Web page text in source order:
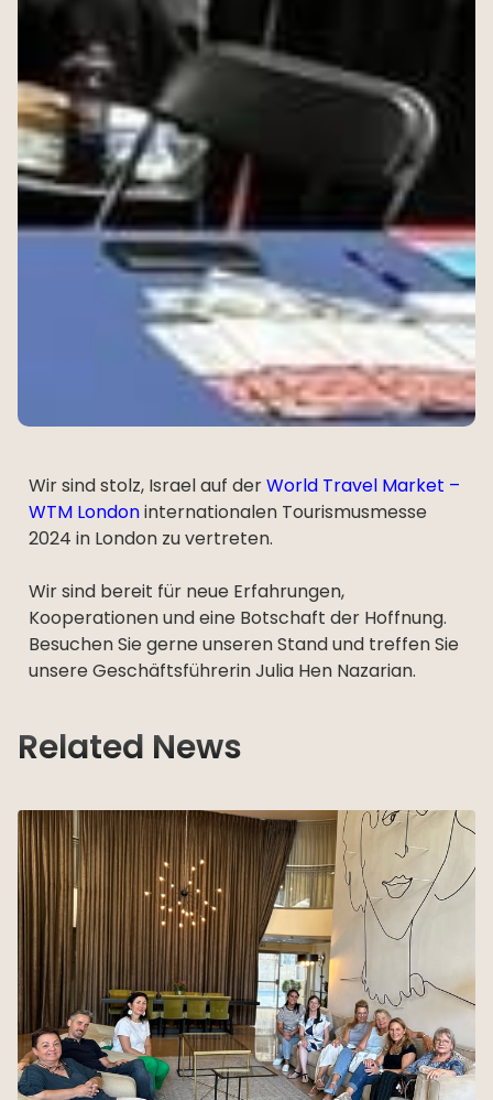
Wir sind stolz, Israel auf derWorld Travel Market –
WTM Londoninternationalen Tourismusmesse
2024 in London zu vertreten.
Wir sind bereit für neue Erfahrungen,
Kooperationen und eine Botschaft der Hoffnung.
Besuchen Sie gerne unseren Stand und treffen Sie
unsere Geschäftsführerin Julia Hen Nazarian.
Related News